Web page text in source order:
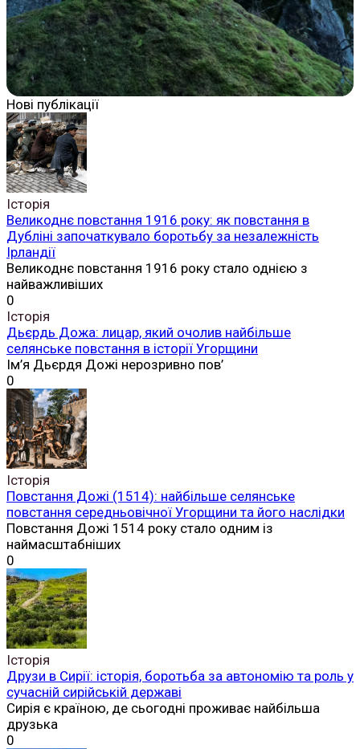
Нові публікації
Історія
Великоднє повстання 1916 року: як повстання в
Дубліні започаткувало боротьбу за незалежність
Ірландії
Великоднє повстання 1916 року стало однією з
найважливіших
0
Історія
Дьєрдь Дожа: лицар, який очолив найбільше
селянське повстання в історії Угорщини
Ім’я Дьєрдя Дожі нерозривно пов’
0
Історія
Повстання Дожі (1514): найбільше селянське
повстання середньовічної Угорщини та його наслідки
Повстання Дожі 1514 року стало одним із
наймасштабніших
0
Історія
Друзи в Сирії: історія, боротьба за автономію та роль у
сучасній сирійській державі
Сирія є країною, де сьогодні проживає найбільша
друзька
0